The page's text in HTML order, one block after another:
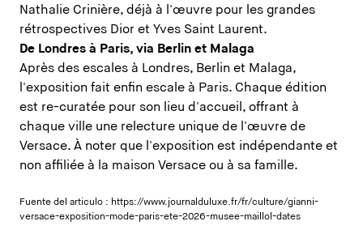
Nathalie Crinière, déjà à l'œuvre pour les grandes
rétrospectives Dior et Yves Saint Laurent.
De Londres à Paris, via Berlin et Malaga
Après des escales à Londres, Berlin et Malaga,
l'exposition fait enfin escale à Paris. Chaque édition
est re-curatée pour son lieu d'accueil, offrant à
chaque ville une relecture unique de l'œuvre de
Versace. À noter que l'exposition est indépendante et
non affiliée à la maison Versace ou à sa famille.
Fuente del articulo : https://www.journalduluxe.fr/fr/culture/gianni-
versace-exposition-mode-paris-ete-2026-musee-maillol-dates